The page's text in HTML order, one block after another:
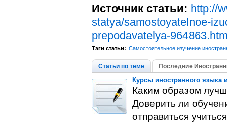
Источник статьи: http://
statya/samostoyatelnoe-
prepodavatelya-
Тэги статьи: Самостоятельное изучение
Статьи по теме Последние
Курсы иностранного
Каким образом
Доверить ли
отправиться